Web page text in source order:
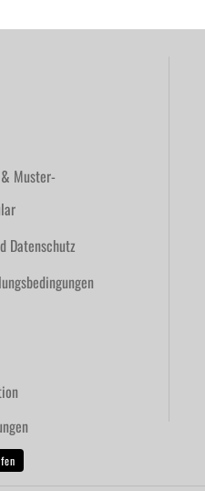
Muster-
Datenschutz